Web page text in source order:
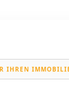
IHREN